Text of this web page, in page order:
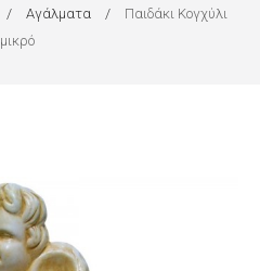
Αγάλματα
Παιδάκι Κογχύλι
μικρό